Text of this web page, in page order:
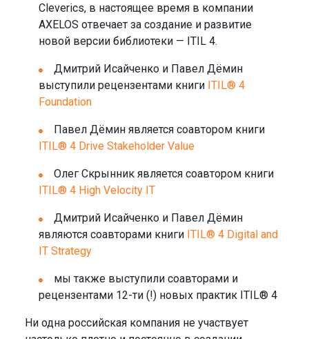
Cleverics, в настоящее время в компании
AXELOS отвечает за создание и развитие
новой версии библиотеки — ITIL 4.
Дмитрий Исайченко и Павел Дёмин
выступили рецензентами книги ITIL® 4
Foundation
Павел Дёмин является соавтором книги
ITIL® 4 Drive Stakeholder Value
Олег Скрынник является соавтором книги
ITIL® 4 High Velocity IT
Дмитрий Исайченко и Павел Дёмин
являются соавторами книги ITIL® 4 Digital and
IT Strategy
мы также выступили соавторами и
рецензентами 12-ти (!) новых практик ITIL® 4
Ни одна российская компания не участвует